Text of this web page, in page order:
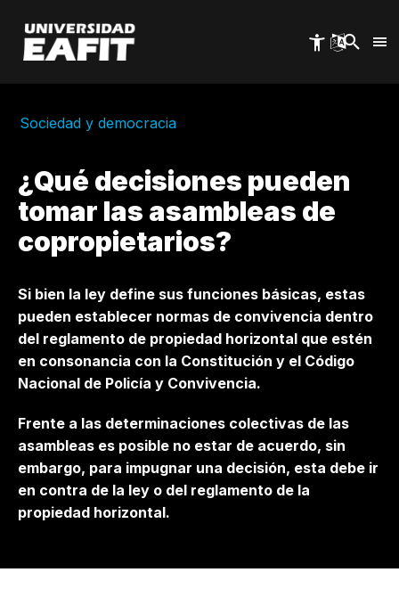
contenido
principal
Sociedad y democracia
¿Qué decisiones pueden
tomar las asambleas de
copropietarios?
Si bien la ley define sus funciones básicas, estas
pueden establecer normas de convivencia dentro
del reglamento de propiedad horizontal que estén
en consonancia con la Constitución y el Código
Nacional de Policía y Convivencia.
Frente a las determinaciones colectivas de las
asambleas es posible no estar de acuerdo, sin
embargo, para impugnar una decisión, esta debe ir
en contra de la ley o del reglamento de la
propiedad horizontal.